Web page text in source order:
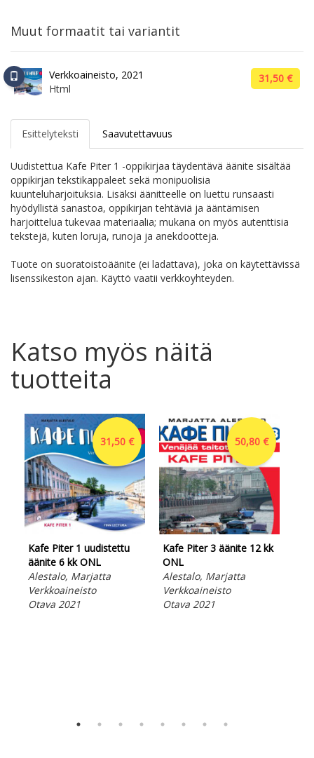
Muut formaatit tai variantit
Verkkoaineisto, 2021
Html
31,50 €
Esittelyteksti Saavutettavuus
Uudistettua Kafe Piter 1 -oppikirjaa täydentävä äänite sisältää
oppikirjan tekstikappaleet sekä monipuolisia
kuunteluharjoituksia. Lisäksi äänitteelle on luettu runsaasti
hyödyllistä sanastoa, oppikirjan tehtäviä ja ääntämisen
harjoittelua tukevaa materiaalia; mukana on myös autenttisia
tekstejä, kuten loruja, runoja ja anekdootteja.
Tuote on suoratoistoäänite (ei ladattava), joka on käytettävissä
lisenssikeston ajan. Käyttö vaatii verkkoyhteyden.
Katso myös näitä
tuotteita
31,50 €
Kafe Piter 1 uudistettu
äänite 6 kk ONL
Alestalo, Marjatta
Verkkoaineisto
Otava 2021
50,80 €
Kafe Piter 3 äänite 12 kk
ONL
Alestalo, Marjatta
Verkkoaineisto
Otava 2021